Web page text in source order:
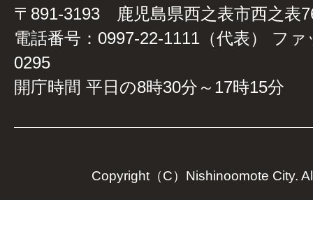
〒891-3193 鹿児島県西之表市西之表
電話番号：0997-22-1111（代表） フ
0295
開庁時間 平日の8時30分～17時15分
Copyright（C）Nishinoomote City.